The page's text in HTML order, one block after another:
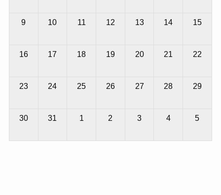
9 10 11 12 13 14 15
16 17 18 19 20 21 22
23 24 25 26 27 28 29
30 31 1 2 3 4 5